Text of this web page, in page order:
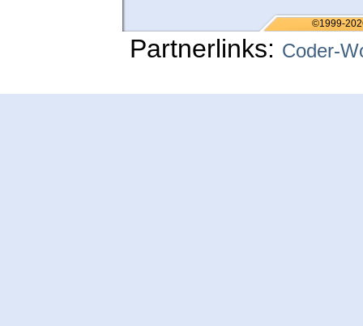
©1999-
Partnerlinks: Coder-